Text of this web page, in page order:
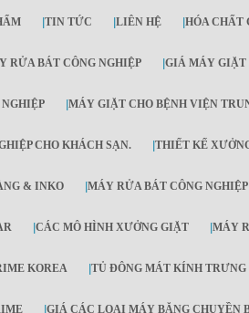
|TIN TỨC |LIÊN HỆ |HÓA CHẤT
RỬA BÁT CÔNG NGHIỆP |GIÁ MÁY GIẶT
|MÁY GIẶT CHO BỆNH VIỆN
CHO KHÁCH SẠN. |THIẾT KẾ
& INKO |MÁY RỬA BÁT CÔNG NGHIỆP
|CÁC MÔ HÌNH XƯỞNG GIẶT |MÁY
KOREA |TỦ ĐÔNG MÁT KÍNH TRƯNG
|GIÁ CÁC LOẠI MÁY BĂNG CHUYỀN